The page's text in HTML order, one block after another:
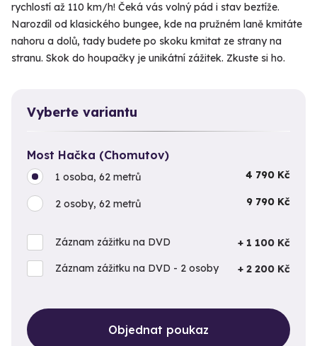
rychlostí až 110 km/h! Čeká vás volný pád i stav beztíže.
Narozdíl od klasického bungee, kde na pružném laně kmitáte
nahoru a dolů, tady budete po skoku kmitat ze strany na
stranu. Skok do houpačky je unikátní zážitek. Zkuste si ho.
Vyberte variantu
Most Hačka (Chomutov)
1 osoba, 62 metrů 4 790 Kč
2 osoby, 62 metrů 9 790 Kč
Záznam zážitku na DVD + 1 100 Kč
Záznam zážitku na DVD - 2 osoby + 2 200 Kč
Objednat poukaz